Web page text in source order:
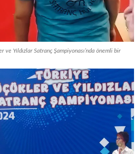
Yıldızlar Satranç Şampiyonası’nda önemli bir